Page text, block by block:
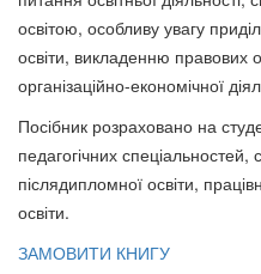
навчальний посібник
65 грн.
освітою, особливу увагу
освіти, викладенню правових
організаційно-економічної
Посібник розраховано на
педагогічних спеціальностей,
післядипломної освіти,
освіти.
ЗАМОВИТИ КНИГУ